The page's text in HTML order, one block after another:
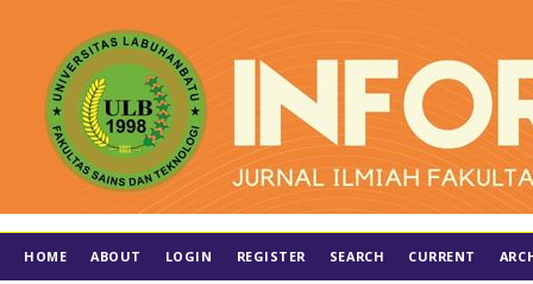
HOME ABOUT LOGIN REGISTER SEARCH CURRENT